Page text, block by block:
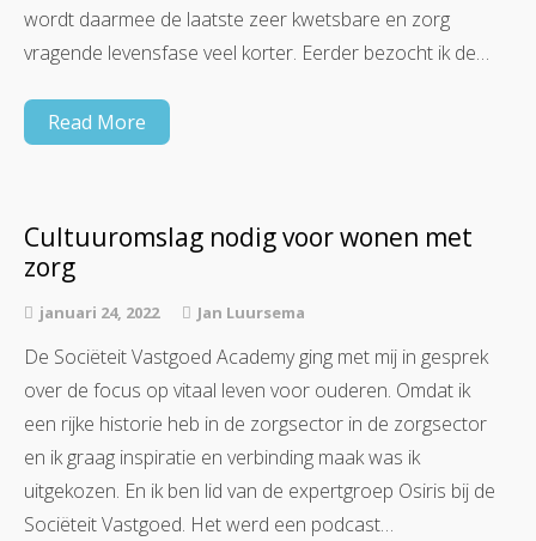
wordt daarmee de laatste zeer kwetsbare en zorg
vragende levensfase veel korter. Eerder bezocht ik de…
Read More
Cultuuromslag nodig voor wonen met
zorg
januari 24, 2022 Jan Luursema
De Sociëteit Vastgoed Academy ging met mij in gesprek
over de focus op vitaal leven voor ouderen. Omdat ik
een rijke historie heb in de zorgsector in de zorgsector
en ik graag inspiratie en verbinding maak was ik
uitgekozen. En ik ben lid van de expertgroep Osiris bij de
Sociëteit Vastgoed. Het werd een podcast…